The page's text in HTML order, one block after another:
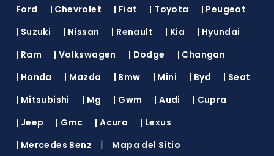
Ford
| Chevrolet | Fiat | Toyota | Peugeot
| Suzuki | Nissan | Renault | Kia | Hyundai
| Ram | Volkswagen | Dodge | Changan
| Honda | Mazda | Bmw | Mini | Byd | Seat
| Mitsubishi | Mg | Gwm |Audi | Cupra
| Jeep | Gmc |Acura | Lexus
| Mercedes Benz | Mapa del Sitio